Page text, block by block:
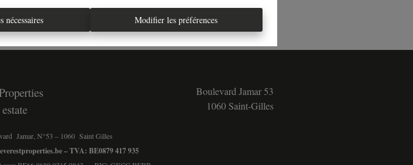
nécessaires Modifier les préférences
Boulevard Jamar 53
1060 Saint-Gilles
Jamar, N°53 – 1060 Saint Gilles
– TVA: BE0879 417 935